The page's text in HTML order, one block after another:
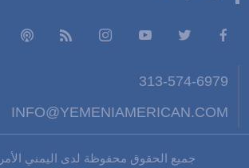
313-574-6979
INFO@YEMENIAMERICAN.COM
جميع الحقوق محفوظة لدى اليمني